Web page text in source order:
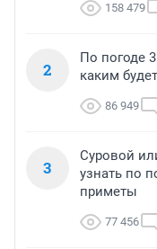
158 479
2
По погоде
каким
86 949
3
Суровой
узнать по
приметы
77 456